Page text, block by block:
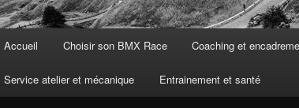
Accueil Choisir son BMX Race Coaching et
Service atelier et mécanique Entrainement et santé